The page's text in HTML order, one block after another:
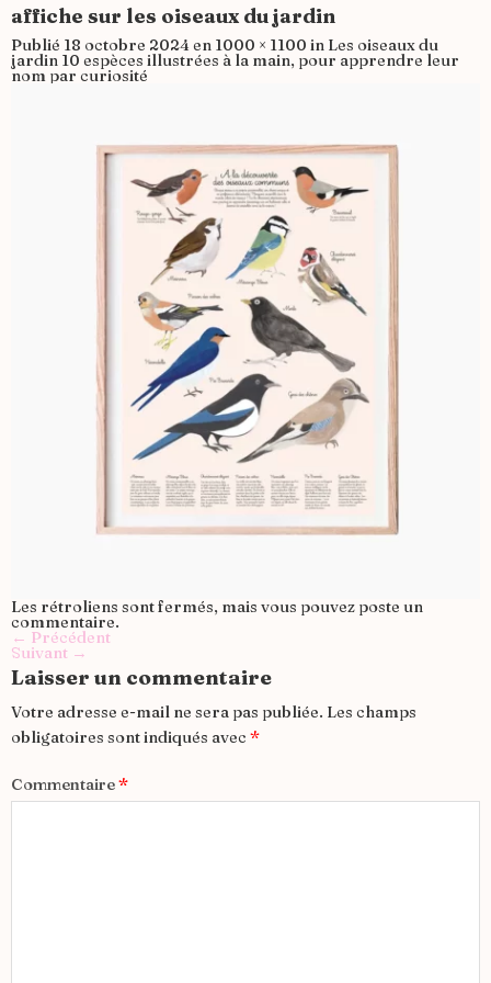
affiche sur les oiseaux du jardin
Publié 18 octobre 2024 en 1000 × 1100 in Les oiseaux du
jardin 10 espèces illustrées à la main, pour apprendre leur
nom par curiosité
Les rétroliens sont fermés, mais vous pouvez poste un
commentaire.
← Précédent
Suivant →
Laisser un commentaire
Votre adresse e-mail ne sera pas publiée. Les champs
obligatoires sont indiqués avec *
Commentaire*